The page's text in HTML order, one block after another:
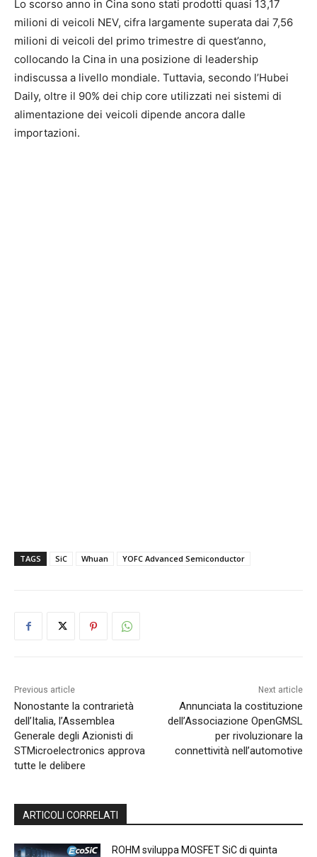
Lo scorso anno in Cina sono stati prodotti quasi 13,17
milioni di veicoli NEV, cifra largamente superata dai 7,56
milioni di veicoli del primo trimestre di quest’anno,
collocando la Cina in una posizione di leadership
indiscussa a livello mondiale. Tuttavia, secondo l’Hubei
Daily, oltre il 90% dei chip core utilizzati nei sistemi di
alimentazione dei veicoli dipende ancora dalle
importazioni.
TAGS SiC Whuan YOFC Advanced Semiconductor
Previous article
Nonostante la contrarietà
dell’Italia, l’Assemblea
Generale degli Azionisti di
STMicroelectronics approva
tutte le delibere
Next article
Annunciata la costituzione
dell’Associazione OpenGMSL
per rivoluzionare la
connettività nell’automotive
ARTICOLI CORRELATI
ROHM sviluppa MOSFET SiC di quinta